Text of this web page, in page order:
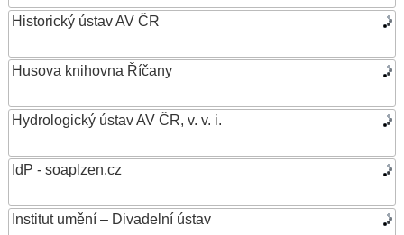
Historický ústav AV ČR
Husova knihovna Říčany
Hydrologický ústav AV ČR, v. v. i.
IdP - soaplzen.cz
Institut umění – Divadelní ústav